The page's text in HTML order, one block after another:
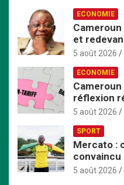
ECONOMIE
et
5 août 2026
ECONOMIE
Cameroun
réflexion
mise en
5 août 2026
SPORT
Mercato :
convaincu
offre
5 août 2026